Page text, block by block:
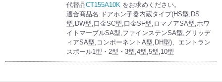
代替品CT155A10K をお求めください。
適合商品名:ドアホン子器内蔵タイプ(HS型,DS
型,DW型,口金SC型,口金SF型,ロマノアSA型,ホワ
イトマーブルSA型,ファインステンSA型,グリッデ
ィアSA型,コンポーネントA型,DH型)、エントラン
スポール1型・2型・3型,4型,5型,10型